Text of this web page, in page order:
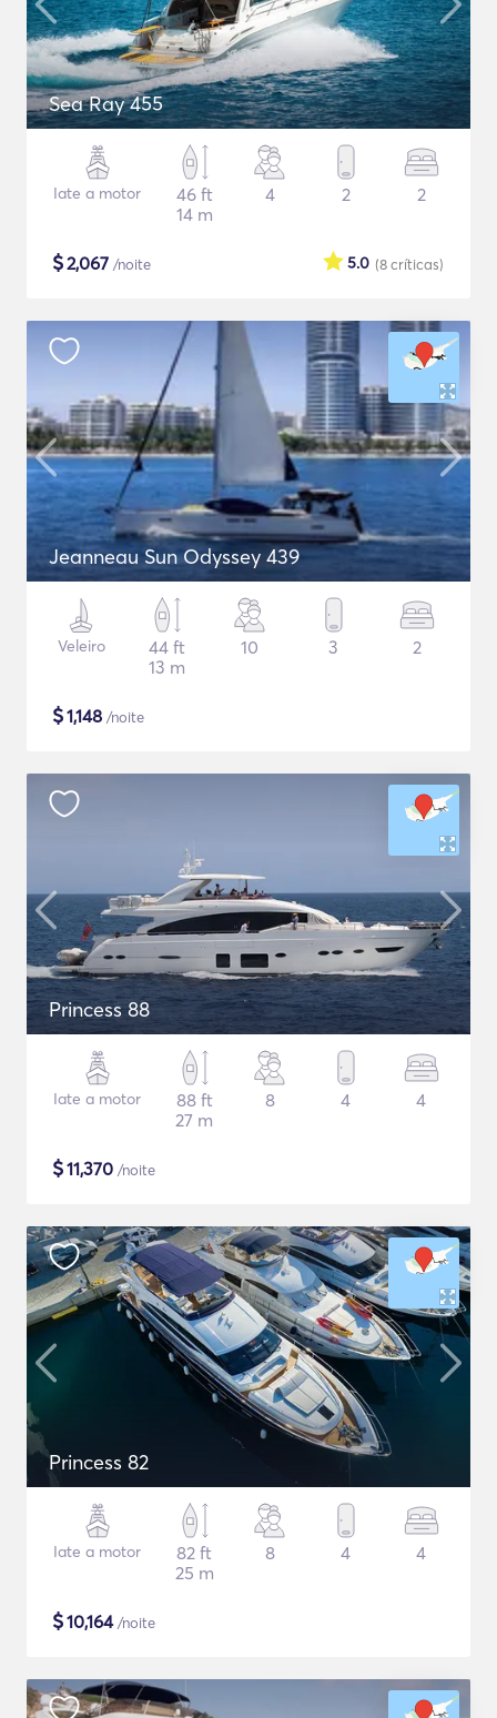
Sea Ray 455
Iate a motor
46 ft
14 m
4 2 2
$2,067 /noite (8críticas)
5.0
Jeanneau Sun Odyssey 439
Veleiro
44 ft
13 m
10 3 2
$1,148 /noite
Princess 88
Iate a motor
88 ft
27 m
8 4 4
$11,370 /noite
Princess 82
Iate a motor
82 ft
25 m
8 4 4
$10,164/noite